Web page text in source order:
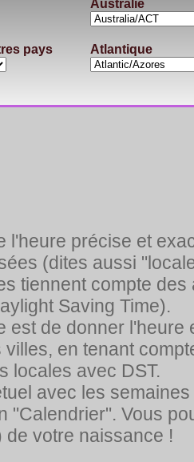
Australie
pays Atlantique
l'heure précise et
(dites aussi
tiennent compte
Saving Time).
est de donner
en tenant
locales avec DST.
avec les
"Calendrier". Vous
de votre naissance !